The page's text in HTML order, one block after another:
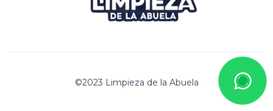
©2023 Limpieza de la Abuela